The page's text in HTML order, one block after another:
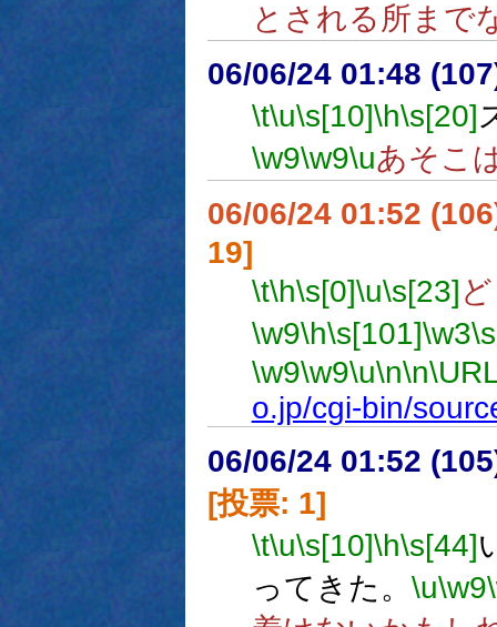
とされる所まで
06/06/24 01:48
\t\u\s[10]\h\s[20]
\w9\w9\uあそこ
06/06/24 01:52
19]
\t\h\s[0]\u\s[23]
\w9\h\s[101]\w3
\w9\w9\u\n\n
o.jp/cgi-bin/
06/06/24 01:52
[投票: 1]
\t\u\s[10]\h\s[44]
ってきた。 \u\w9